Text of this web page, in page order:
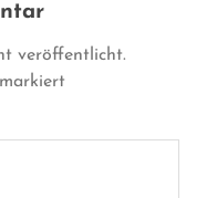
veröffentlicht.